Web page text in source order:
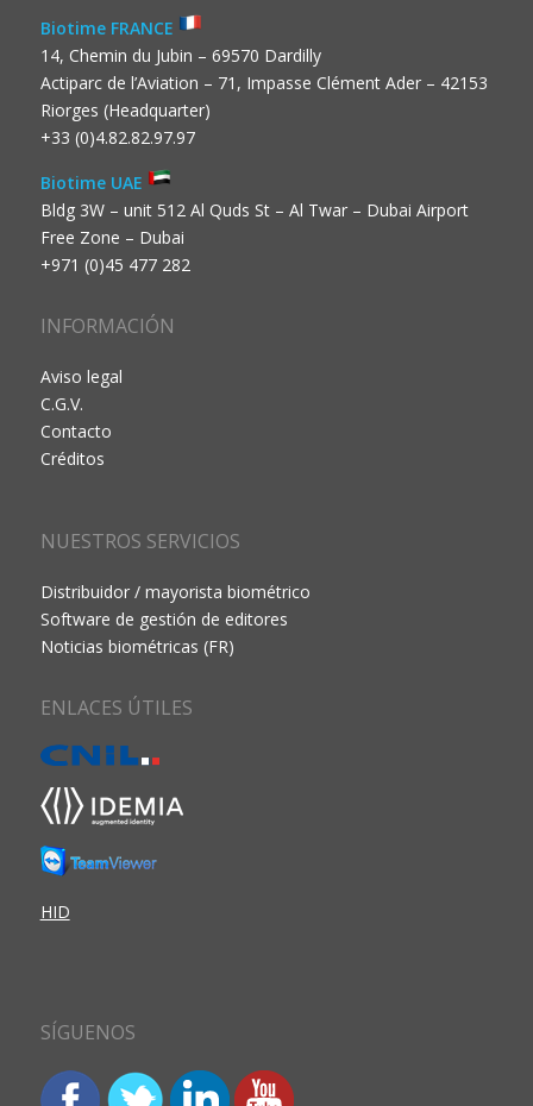
Biotime FRANCE
14, Chemin du Jubin – 69570 Dardilly
Actiparc de l’Aviation – 71, Impasse Clément Ader – 42153
Riorges (Headquarter)
+33 (0)4.82.82.97.97
Biotime UAE
Bldg 3W – unit 512 Al Quds St – Al Twar – Dubai Airport
Free Zone – Dubai
+971 (0)45 477 282
INFORMACIÓN
Aviso legal
C.G.V.
Contacto
Créditos
NUESTROS SERVICIOS
Distribuidor / mayorista biométrico
Software de gestión de editores
Noticias biométricas (FR)
ENLACES ÚTILES
HID
SÍGUENOS